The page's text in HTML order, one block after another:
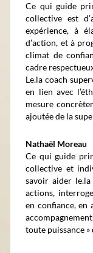
Ce qui guide
collective est
expérience, à
d’action, et à
climat de
cadre
Le.la coach
en lien avec
mesure
ajoutée de la
Nathaël Moreau
Ce qui guide
collective et
savoir aider
actions,
en confiance, en
toute puissance »